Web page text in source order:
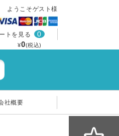
ようこそゲスト様
トを見る 0
¥0(税込)
社概要